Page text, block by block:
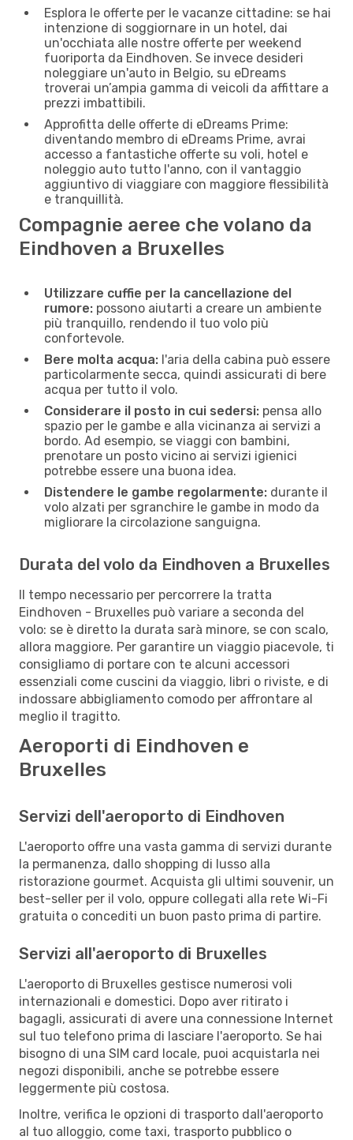
Esplora le offerte per le vacanze cittadine: se hai
intenzione di soggiornare in un hotel, dai
un'occhiata alle nostre offerte per weekend
fuoriporta da Eindhoven. Se invece desideri
noleggiare un'auto in Belgio, su eDreams
troverai un’ampia gamma di veicoli da affittare a
prezzi imbattibili.
Approfitta delle offerte di eDreams Prime:
diventando membro di eDreams Prime, avrai
accesso a fantastiche offerte su voli, hotel e
noleggio auto tutto l'anno, con il vantaggio
aggiuntivo di viaggiare con maggiore flessibilità
e tranquillità.
Compagnie aeree che volano da
Eindhoven a Bruxelles
Utilizzare cuffie per la cancellazione del
rumore: possono aiutarti a creare un ambiente
più tranquillo, rendendo il tuo volo più
confortevole.
Bere molta acqua: l'aria della cabina può essere
particolarmente secca, quindi assicurati di bere
acqua per tutto il volo.
Considerare il posto in cui sedersi: pensa allo
spazio per le gambe e alla vicinanza ai servizi a
bordo. Ad esempio, se viaggi con bambini,
prenotare un posto vicino ai servizi igienici
potrebbe essere una buona idea.
Distendere le gambe regolarmente: durante il
volo alzati per sgranchire le gambe in modo da
migliorare la circolazione sanguigna.
Durata del volo da Eindhoven a Bruxelles
Il tempo necessario per percorrere la tratta
Eindhoven - Bruxelles può variare a seconda del
volo: se è diretto la durata sarà minore, se con scalo,
allora maggiore. Per garantire un viaggio piacevole, ti
consigliamo di portare con te alcuni accessori
essenziali come cuscini da viaggio, libri o riviste, e di
indossare abbigliamento comodo per affrontare al
meglio il tragitto.
Aeroporti di Eindhoven e
Bruxelles
Servizi dell'aeroporto di Eindhoven
L'aeroporto offre una vasta gamma di servizi durante
la permanenza, dallo shopping di lusso alla
ristorazione gourmet. Acquista gli ultimi souvenir, un
best-seller per il volo, oppure collegati alla rete Wi-Fi
gratuita o concediti un buon pasto prima di partire.
Servizi all'aeroporto di Bruxelles
L'aeroporto di Bruxelles gestisce numerosi voli
internazionali e domestici. Dopo aver ritirato i
bagagli, assicurati di avere una connessione Internet
sul tuo telefono prima di lasciare l'aeroporto. Se hai
bisogno di una SIM card locale, puoi acquistarla nei
negozi disponibili, anche se potrebbe essere
leggermente più costosa.
Inoltre, verifica le opzioni di trasporto dall'aeroporto
al tuo alloggio, come taxi, trasporto pubblico o